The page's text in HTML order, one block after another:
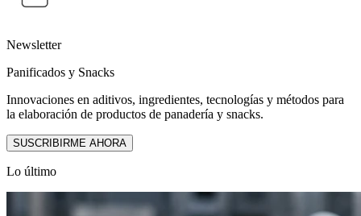
Newsletter
Panificados y Snacks
Innovaciones en aditivos, ingredientes, tecnologías y métodos para
la elaboración de productos de panadería y snacks.
SUSCRIBIRME AHORA
Lo último